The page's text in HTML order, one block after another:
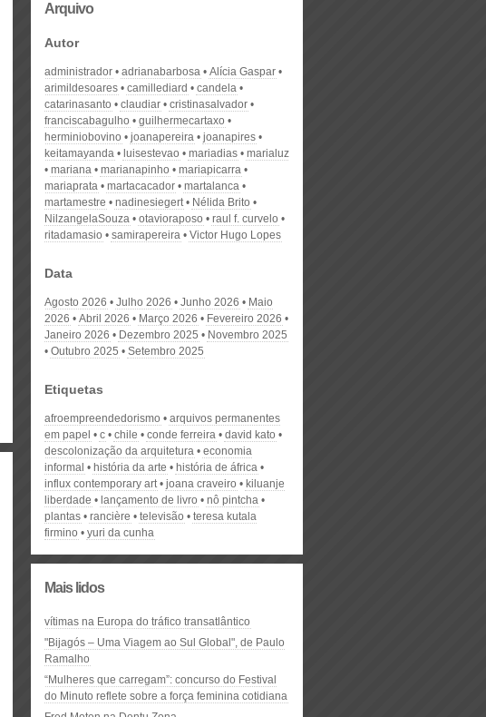
Arquivo
Autor
administrador adrianabarbosa
Alícia Gaspar
arimildesoares
camillediard
candela
catarinasanto
claudiar
cristinasalvador
franciscabagulho
guilhermecartaxo
herminiobovino
joanapereira
joanapires
keitamayanda
luisestevao mariadias
marialuz
mariana
marianapinho
mariapicarra
mariaprata
martacacador
martalanca
martamestre
nadinesiegert
Nélida Brito
NilzangelaSouza
otavioraposo
raul f. curvelo
ritadamasio
samirapereira Victor Hugo Lopes
Data
Agosto 2026 Julho 2026 Junho 2026
Maio
2026
Abril 2026 Março 2026
Fevereiro 2026
Janeiro 2026
Dezembro 2025
Novembro 2025
Outubro 2025
Setembro 2025
Etiquetas
afroempreendedorismo
arquivos permanentes
em papel
c chile conde ferreira
david kato
descolonização da arquitetura
economia
informal
história da arte
história de áfrica
influx contemporary art
joana craveiro
kiluanje
liberdade
lançamento de livro
nô pintcha
plantas
rancière televisão
teresa kutala
firmino
yuri da cunha
Mais lidos
vítimas na Europa do tráfico transatlântico
"Bijagós – Uma Viagem ao Sul Global", de Paulo
Ramalho
“Mulheres que carregam”: concurso do Festival
do Minuto reflete sobre a força feminina cotidiana